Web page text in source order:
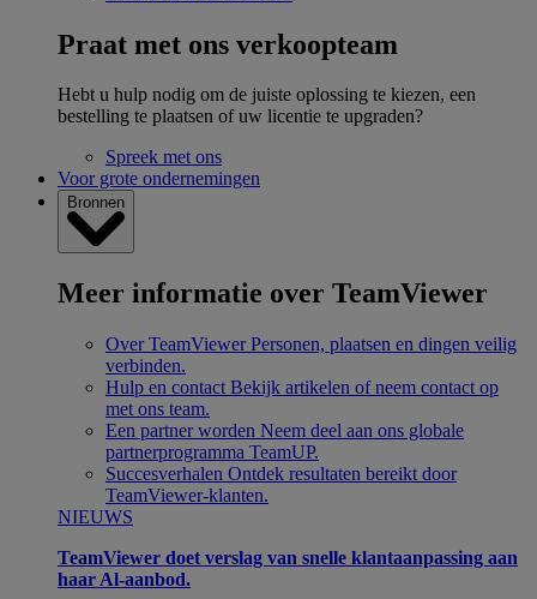
Praat met ons verkoopteam
Hebt u hulp nodig om de juiste oplossing te kiezen, een
bestelling te plaatsen of uw licentie te upgraden?
Spreek met ons
Voor grote ondernemingen
Bronnen
Meer informatie over TeamViewer
Over TeamViewer Personen, plaatsen en dingen veilig
verbinden.
Hulp en contact Bekijk artikelen of neem contact op
met ons team.
Een partner worden Neem deel aan ons globale
partnerprogramma TeamUP.
Succesverhalen Ontdek resultaten bereikt door
TeamViewer-klanten.
NIEUWS
TeamViewer doet verslag van snelle klantaanpassing aan
haar Al-aanbod.